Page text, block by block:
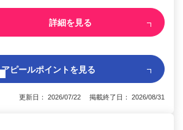
詳細を見る
アピールポイントを見る
更新日： 2026/07/22 掲載終了日： 2026/08/31